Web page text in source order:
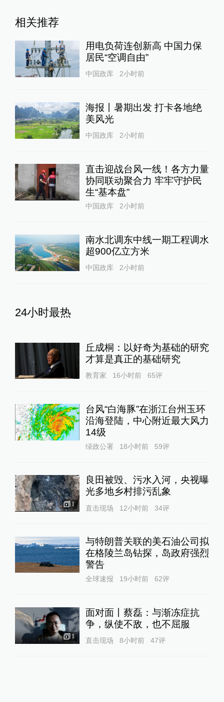
相关推荐
用电负荷连创新高 中国力保
居民“空调自由”
中国政库 2小时前
海报丨暑期出发 打卡各地绝
美风光
中国政库 2小时前
直击迎战台风一线！各方力量
协同联动聚合力 牢牢守护民
生“基本盘”
中国政库 2小时前
南水北调东中线一期工程调水
超900亿立方米
中国政库 2小时前
24小时最热
丘成桐：以好奇为基础的研究
才算是真正的基础研究
教育家 16小时前 65评
台风“白海豚”在浙江台州玉环
沿海登陆，中心附近最大风力
14级
绿政公署 18小时前 59评
1
良田被毁、污水入河，央视曝
光多地乡村排污乱象
直击现场 12小时前 34评
与特朗普关联的美石油公司拟
在格陵兰岛钻探，岛政府强烈
警告
全球速报 19小时前 62评
1
面对面丨蔡磊：与渐冻症抗
争，纵使不敌，也不屈服
直击现场 8小时前 47评